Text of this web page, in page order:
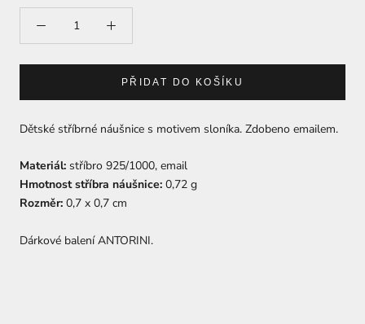
PŘIDAT DO KOŠÍKU
Dětské stříbrné náušnice s motivem sloníka. Zdobeno emailem.
Materiál: stříbro 925/1000, email
Hmotnost stříbra náušnice: 0,72 g
Rozměr: 0,7 x 0,7 cm
Dárkové balení ANTORINI.